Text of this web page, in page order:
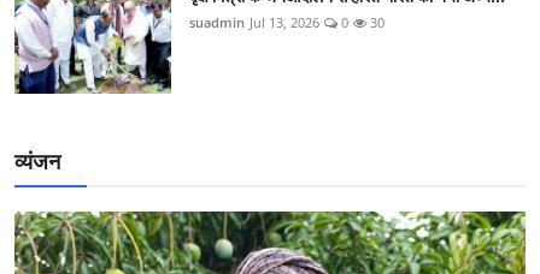
suadmin Jul 13, 2026 0 30
व्यंजन